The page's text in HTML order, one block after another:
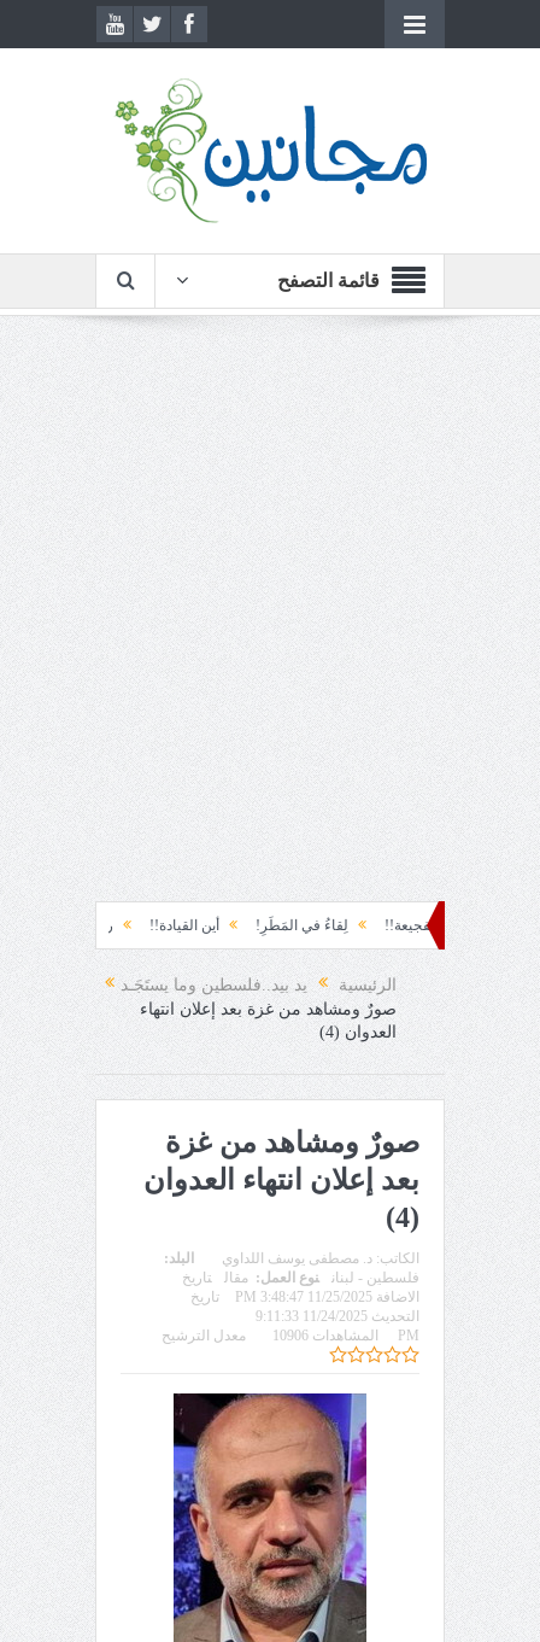
قائمة التصفح
والفجيعة!! لِقاءُ في المَطَرِ! أين القيادة!! رسائل... لم أرسلها!
الرئيسية
يد بيد..فلسطين وما يستَجَـد
صورٌ ومشاهد من غزة بعد إعلان انتهاء
العدوان (4)
صورٌ ومشاهد من غزة
بعد إعلان انتهاء العدوان
(4)
الكاتب: د. مصطفى يوسف اللداوي
البلد:
فلسطين - لبنان
نوع العمل: مقال
تاريخ
الاضافة 11/25/2025 3:48:47 PM
تاريخ
التحديث 11/24/2025 9:11:33
PM
المشاهدات 10906 معدل الترشيح